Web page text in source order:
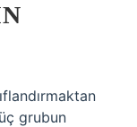
grubun